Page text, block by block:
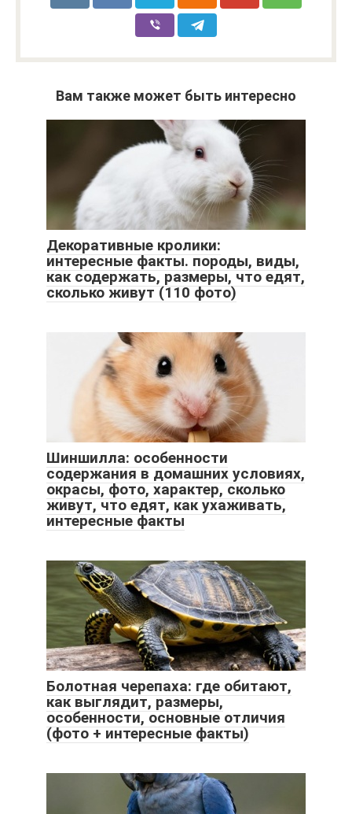
Вам также может быть интересно
Декоративные кролики:
интересные факты. породы, виды,
как содержать, размеры, что едят,
сколько живут (110 фото)
Шиншилла: особенности
содержания в домашних условиях,
окрасы, фото, характер, сколько
живут, что едят, как ухаживать,
интересные факты
Болотная черепаха: где обитают,
как выглядит, размеры,
особенности, основные отличия
(фото + интересные факты)